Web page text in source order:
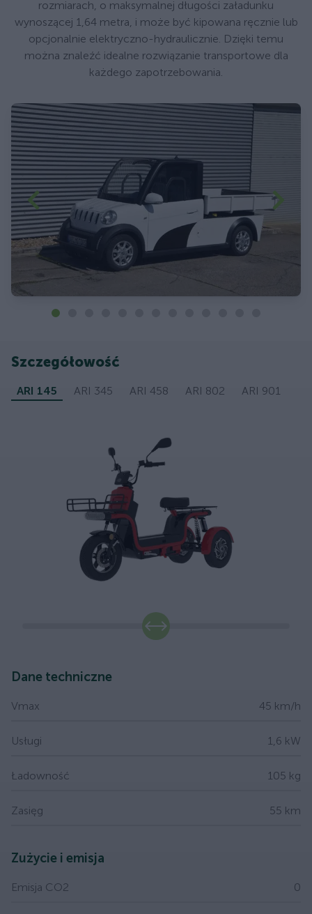
rozmiarach, o maksymalnej długości załadunku
wynoszącej 1,64 metra, i może być kipowana ręcznie lub
opcjonalnie elektryczno-hydraulicznie. Dzięki temu
można znaleźć idealne rozwiązanie transportowe dla
każdego zapotrzebowania.
Szczegółowość
ARI 145 ARI 345 ARI 458 ARI 802 ARI 901
Dane techniczne
Vmax 45 km/h
Usługi 1,6 kW
Ładowność 105 kg
Zasięg 55 km
Zużycie i emisja
Emisja CO2 0